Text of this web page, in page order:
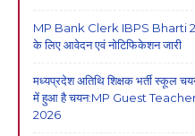
MP Bank Clerk IBPS Bharti
के लिए आवेदन एवं नोटिफिकेशन जारी
मध्यप्रदेश अतिथि शिक्षक भर्ती स्कूल
में हुआ है चयन:MP Guest
2026